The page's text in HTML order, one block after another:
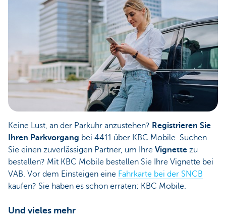
Keine Lust, an der Parkuhr anzustehen? Registrieren Sie
Ihren Parkvorgang bei 4411 über KBC Mobile. Suchen
Sie einen zuverlässigen Partner, um Ihre Vignette zu
bestellen? Mit KBC Mobile bestellen Sie Ihre Vignette bei
VAB. Vor dem Einsteigen eine Fahrkarte bei der SNCB
kaufen? Sie haben es schon erraten: KBC Mobile.
Und vieles mehr